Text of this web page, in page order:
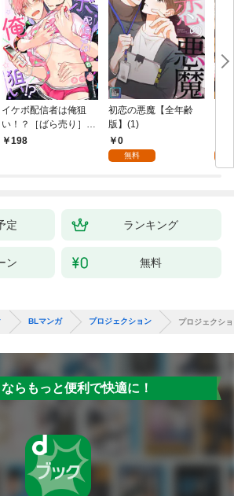
イケボ配信者は俺狙
い！？［ばら売り］
第1話
198
初恋の悪魔【全年齢
版】(1)
0
無料
定 ランキング
ン 無料
BLマンガ プロジェクション プロジェクシ
らもっと便利で快適に！